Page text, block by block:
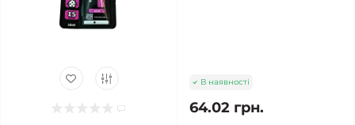
В наявності
64.02 грн.